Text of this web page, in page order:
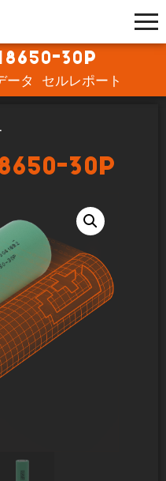
30P
ータ セルレポート
30P